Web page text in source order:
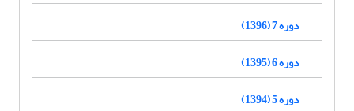
دوره 7 (1396)
دوره 6 (1395)
دوره 5 (1394)